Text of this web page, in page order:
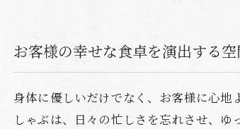
お客様の幸せな食卓を演出する
身体に優しいだけでなく、お客様に心
しゃぶは、日々の忙しさを忘れさせ、